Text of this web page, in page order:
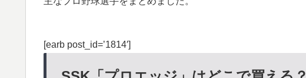
[earb post_id=’1814′]